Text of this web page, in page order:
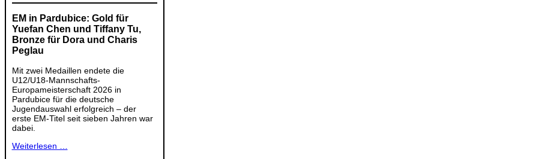
EM in Pardubice: Gold für
Yuefan Chen und Tiffany Tu,
Bronze für Dora und Charis
Peglau
Mit zwei Medaillen endete die
U12/U18-Mannschafts-
Europameisterschaft 2026 in
Pardubice für die deutsche
Jugendauswahl erfolgreich – der
erste EM-Titel seit sieben Jahren war
dabei.
Weiterlesen …